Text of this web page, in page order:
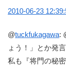
2010-06-23
@tuckfukagawa:
ょう！」とか発
私も『将門の秘